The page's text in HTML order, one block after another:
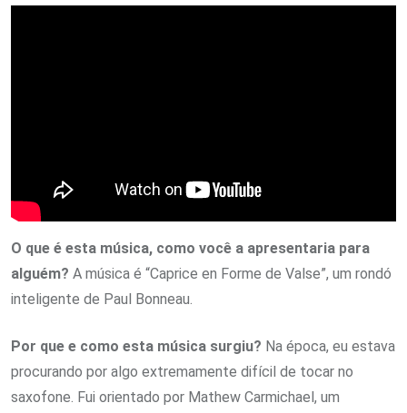
O que é esta música, como você a apresentaria para
alguém? A música é “Caprice en Forme de Valse”, um rondó
inteligente de Paul Bonneau.
Por que e como esta música surgiu? Na época, eu estava
procurando por algo extremamente difícil de tocar no
saxofone. Fui orientado por Mathew Carmichael, um